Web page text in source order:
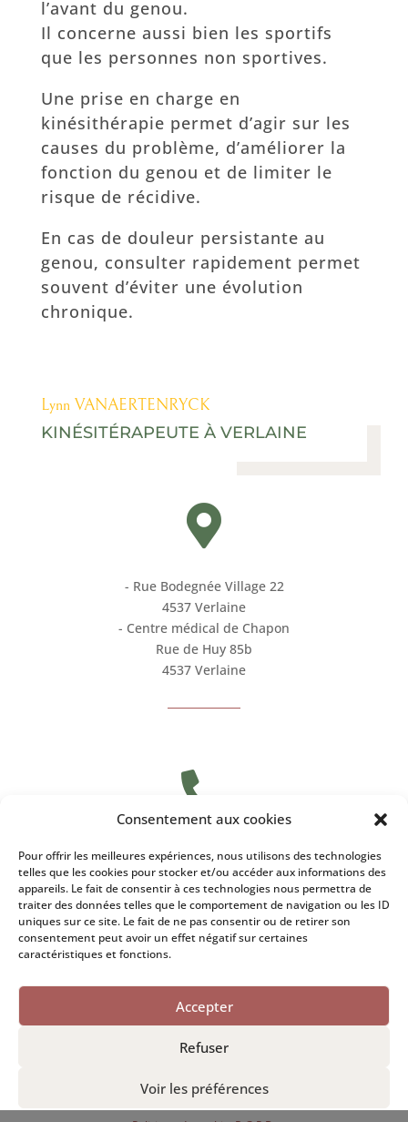
Consentement aux cookies
Pour offrir les meilleures expériences, nous utilisons des technologies
telles que les cookies pour stocker et/ou accéder aux informations des
appareils. Le fait de consentir à ces technologies nous permettra de
traiter des données telles que le comportement de navigation ou les ID
uniques sur ce site. Le fait de ne pas consentir ou de retirer son
consentement peut avoir un effet négatif sur certaines
caractéristiques et fonctions.
Accepter
Refuser
Voir les préférences
l’avant du genou.
Il concerne aussi bien les sportifs
que les personnes non sportives.
Une prise en charge en
kinésithérapie permet d’agir sur les
causes du problème, d’améliorer la
fonction du genou et de limiter le
risque de récidive.
En cas de douleur persistante au
genou, consulter rapidement permet
souvent d’éviter une évolution
chronique.
Lynn VANAERTENRYCK
KINÉSITÉRAPEUTE À VERLAINE

- Rue Bodegnée Village 22
4537 Verlaine
- Centre médical de Chapon
Rue de Huy 85b
4537 Verlaine

A domicile, au cabinet ou au Centre médical
0479/74 68 14

Cookies